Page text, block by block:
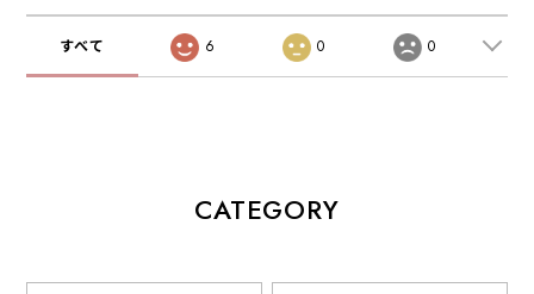
すべて 6 0 0
CATEGORY